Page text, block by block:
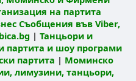
на партита
Съобщения във Viber,
|Танцьори и
партита и шоу програми
партита | Моминско
лимузини, танцьори,